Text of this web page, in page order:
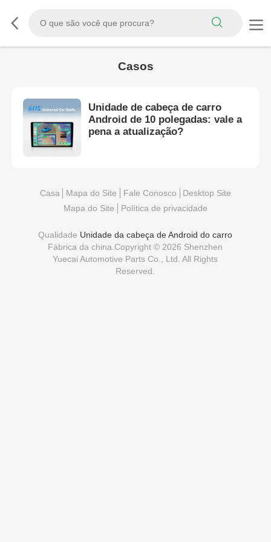
Casos
Unidade de cabeça de carro
Android de 10 polegadas: vale a
pena a atualização?
Casa Mapa do Site Fale Conosco
Desktop Site
Mapa do Site
Política de privacidade
Qualidade Unidade da cabeça de Android do carro
Fábrica da china.Copyright © 2026 Shenzhen
Yuecai Automotive Parts Co., Ltd. All Rights
Reserved.